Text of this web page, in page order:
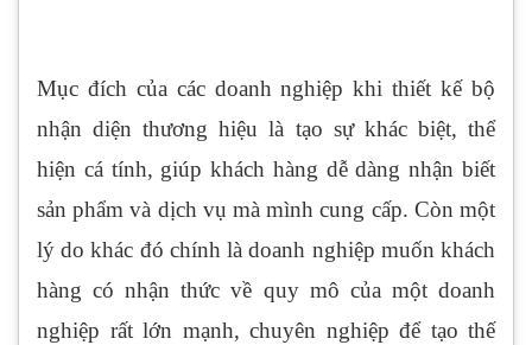
Mục đích của các doanh nghiệp khi thiết kế bộ
nhận diện thương hiệu là tạo sự khác biệt, thể
hiện cá tính, giúp khách hàng dễ dàng nhận biết
sản phẩm và dịch vụ mà mình cung cấp. Còn một
lý do khác đó chính là doanh nghiệp muốn khách
hàng có nhận thức về quy mô của một doanh
nghiệp rất lớn mạnh, chuyên nghiệp để tạo thế